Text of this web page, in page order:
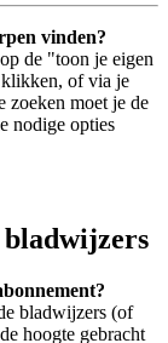
vinden?
de "toon je eigen
of via je
zoeken moet je de
nodige opties
bladwijzers
bladwijzers (of
hoogte gebracht